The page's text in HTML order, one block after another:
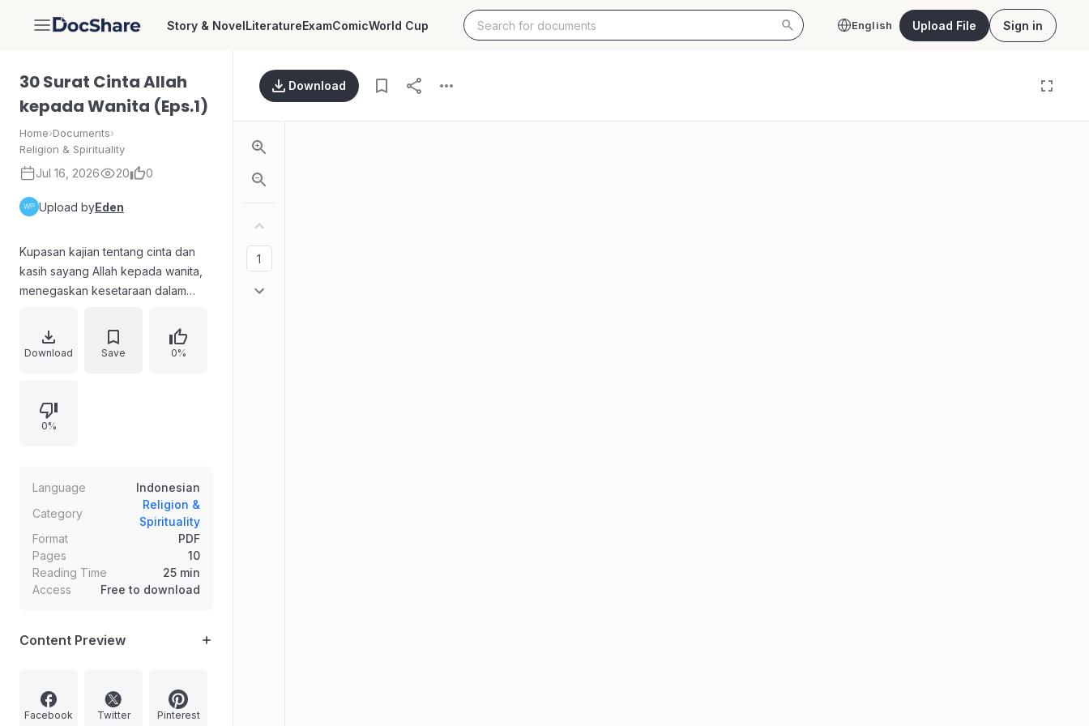
DocShare Story & NovelLiteratureExamComicWorld Cup English Upload File Sign in
30 Surat Cinta Allah
kepada Wanita (Eps.1)
Home›Documents›
Religion & Spirituality
Jul 16, 2026 20 0
Upload byEden
Kupasan kajian tentang cinta dan
kasih sayang Allah kepada wanita,
menegaskan kesetaraan dalam
kelamin adalah pilihan terbaik
dengan ilmu Allah. Pembahasan juga
agar tidak merasa sendirian saat
dikecewakan, disertai contoh
hadis, termasuk Asiyah, Ummu
Sulaim, Maryam, dan Khadijah.
Download Save 0%
0%
Language
Indonesian
Category
Religion &
Spirituality
Format
PDF
Pages
10
Reading Time
25 min
Access
Free to download
Content Preview
Facebook Twitter Pinterest
Download